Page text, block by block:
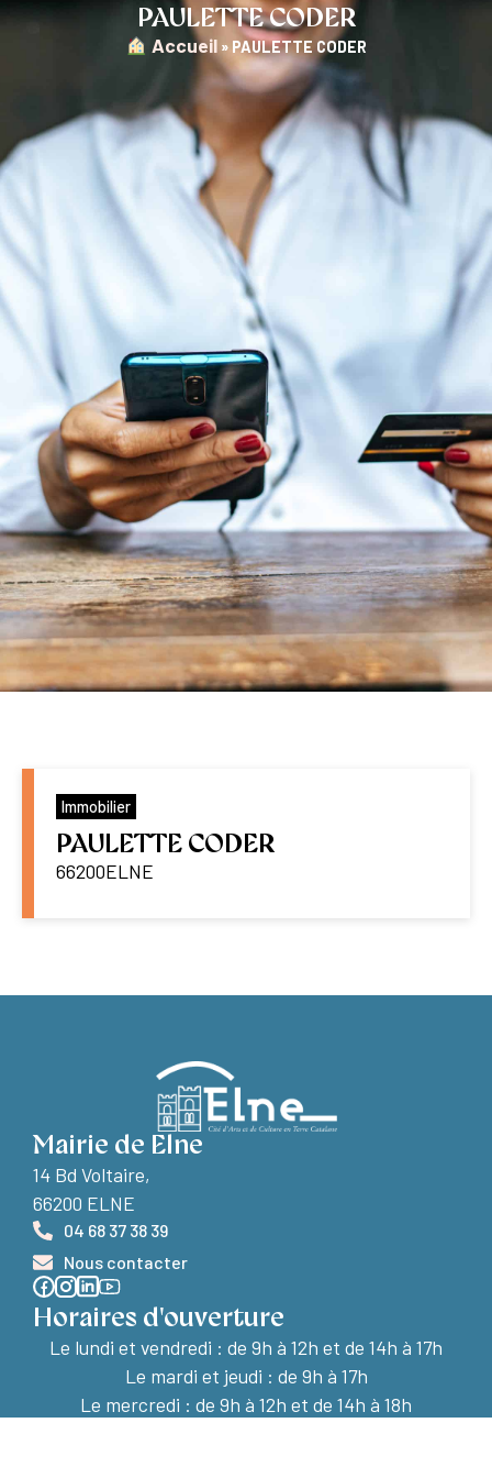
PAULETTE CODER
︎ Accueil » PAULETTE CODER
Immobilier
PAULETTE CODER
66200ELNE
Mairie de Elne
14 Bd Voltaire,
66200 ELNE
04 68 37 38 39
Nous contacter
Horaires d'ouverture
Le lundi et vendredi : de 9h à 12h et de 14h à 17h
Le mardi et jeudi : de 9h à 17h
Le mercredi : de 9h à 12h et de 14h à 18h